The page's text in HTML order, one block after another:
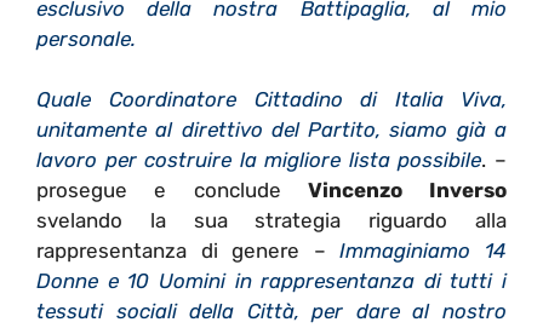
esclusivo della nostra Battipaglia, al mio
personale.
Quale Coordinatore Cittadino di Italia Viva,
unitamente al direttivo del Partito, siamo già a
lavoro per costruire la migliore lista possibile. –
prosegue e conclude Vincenzo Inverso
svelando la sua strategia riguardo alla
rappresentanza di genere –Immaginiamo 14
Donne e 10 Uomini in rappresentanza di tutti i
tessuti sociali della Città, per dare al nostro